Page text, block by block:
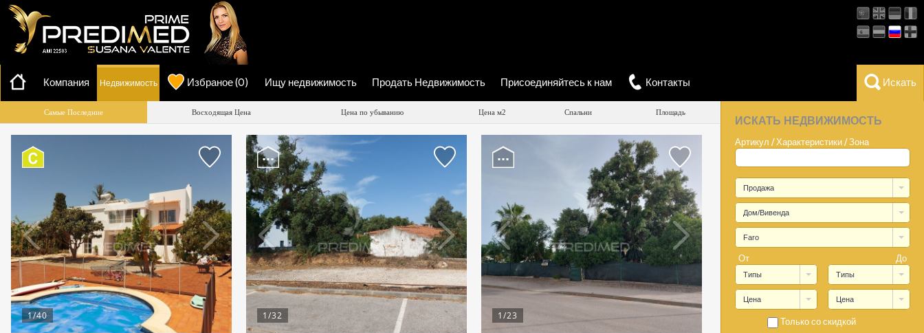
Компания Недвижимость Избраное(0) Ищу недвижимость Продать Недвижимость Присоединяйтесь к нам Контакты Искать
ИСКАТЬ НЕДВИЖИМОСТЬ
Артикул / Характеристики / Зона
Продажа
Дом/Вивенда
Faro
От До
Типы Типы
Цена Цена
Только со скидкой
Самые Последние Восходящая Цена Цена по убыванию Цена м2 Спальни Площадь
1/40 1/32 1/23